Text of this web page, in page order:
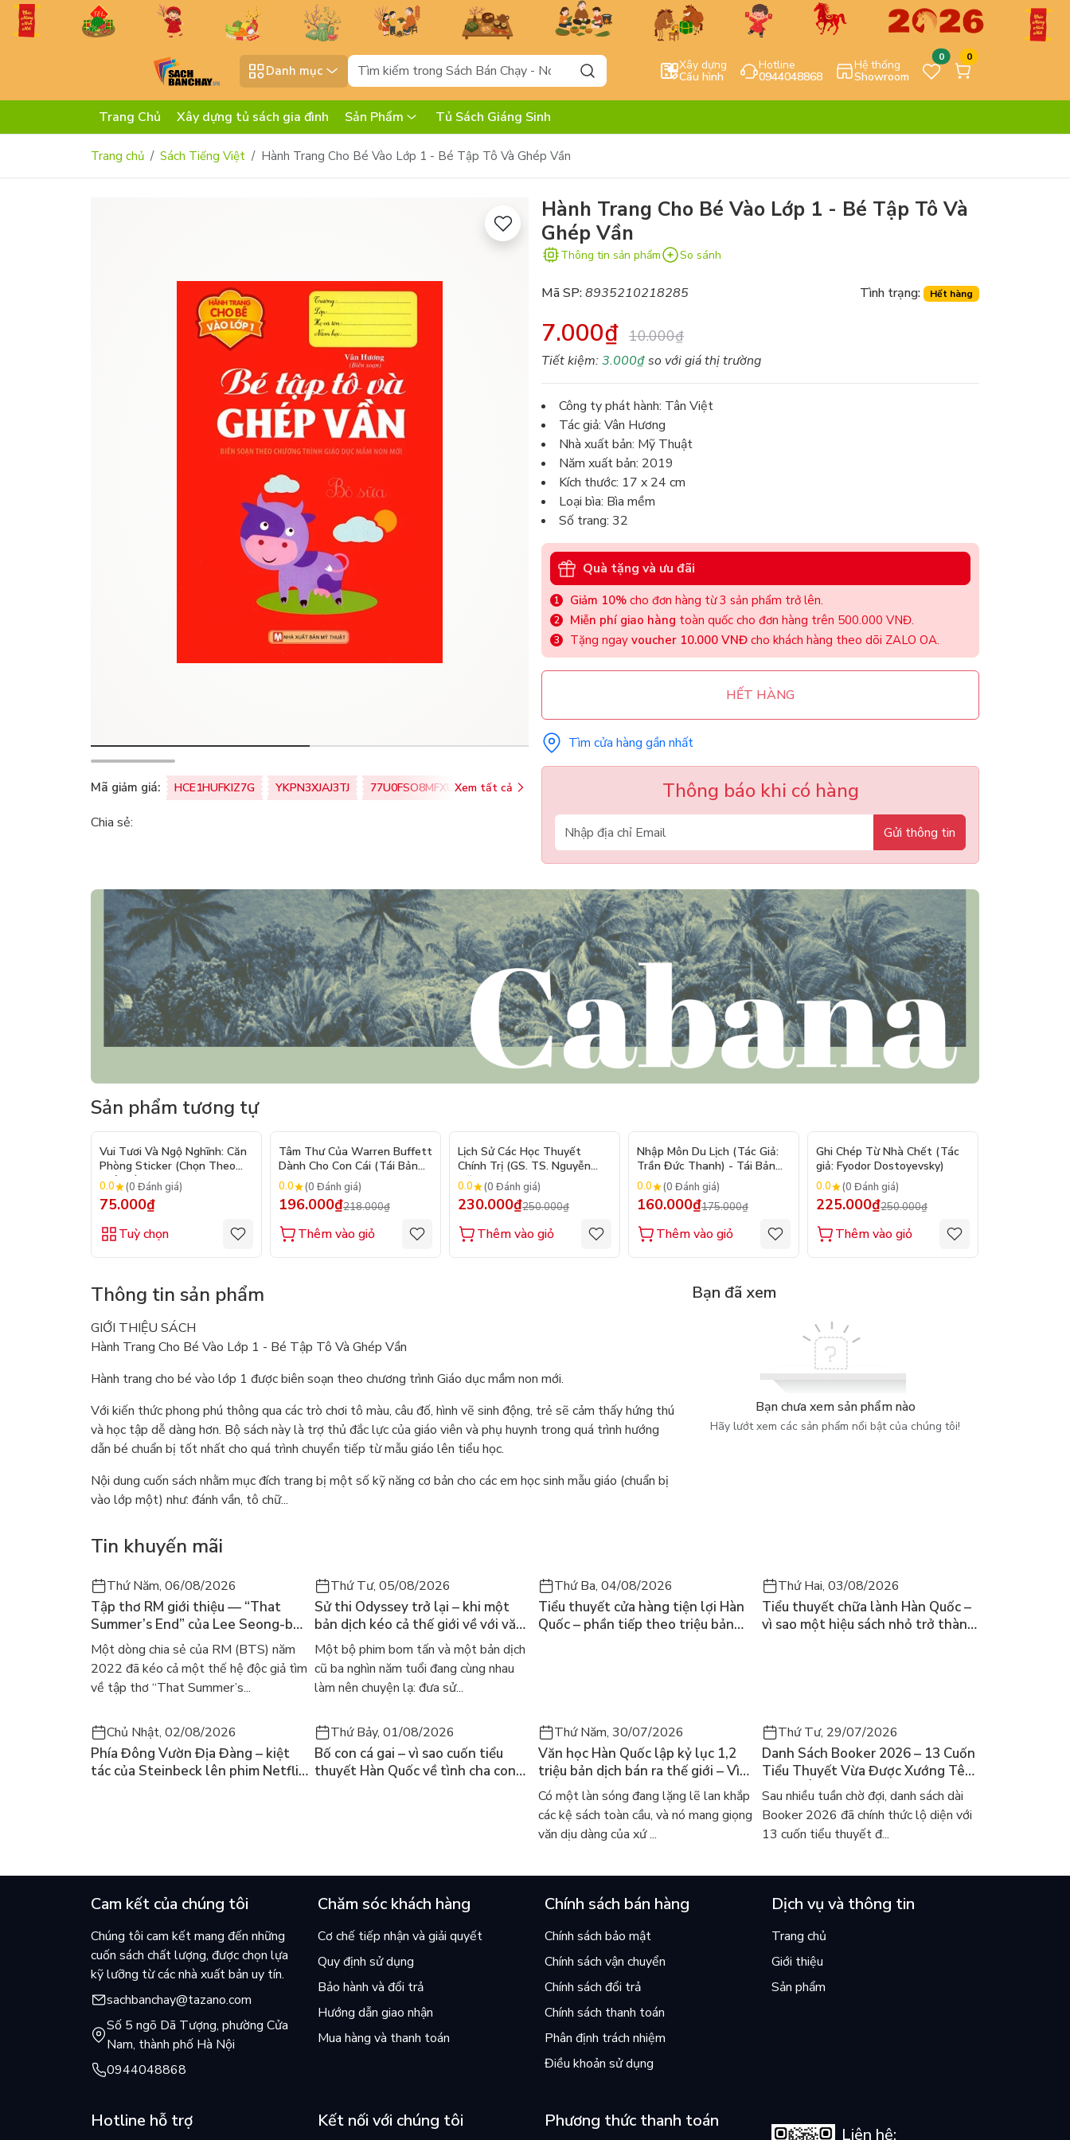
Danh mục Xây dựng
Cấu hình
Hotline
0944048868
Hệ thống
Showroom
0 0
Trang Chủ Xây dựng tủ sách gia đình Sản Phẩm Tủ Sách Giáng Sinh
Trang chủ Sách Tiếng Việt Hành Trang Cho Bé Vào Lớp 1 - Bé Tập Tô Và Ghép Vần
Mã giảm giá: HCE1HUFKIZ7G YKPN3XJAJ3TJ 77U0FSO8MFXU Xem tất cả
Chia sẻ:
Hành Trang Cho Bé Vào Lớp 1 - Bé Tập Tô Và
Ghép Vần
Thông tin sản phẩm So sánh
Mã SP:8935210218285 Tình trạng: Hết hàng
7.000₫ 10.000₫
Tiết kiệm:3.000₫so với giá thị trường
Công ty phát hành: Tân Việt
Tác giả: Vân Hương
Nhà xuất bản: Mỹ Thuật
Năm xuất bản: 2019
Kích thước: 17 x 24 cm
Loại bìa: Bìa mềm
Số trang: 32
Quà tặng và ưu đãi
Giảm 10% cho đơn hàng từ 3 sản phẩm trở lên.
Miễn phí giao hàng toàn quốc cho đơn hàng trên 500.000 VNĐ.
Tặng ngay voucher 10.000 VNĐ cho khách hàng theo dõi ZALO OA.
HẾT HÀNG
Tìm cửa hàng gần nhất
Thông báo khi có hàng
Gửi thông tin
Sản phẩm tương tự
Vui Tươi Và Ngộ Nghĩnh: Căn
Phòng Sticker (Chọn Theo
Chủ Đề) - Hơn 250 Sticker
0.0 (0 Đánh giá)
75.000₫
Tuỳ chọn
- 10%
Tâm Thư Của Warren Buffett
Dành Cho Con Cái (Tái Bản
2026)
0.0 (0 Đánh giá)
196.000₫218.000₫
Thêm vào giỏ
Lịch Sử Các Học Thuyết
Chính Trị (GS. TS. Nguyễn
Đăng Dung)
0.0 (0 Đánh giá)
230.000₫250.000₫
Thêm vào giỏ
- 9%
Nhập Môn Du Lịch (Tác Giả:
Trần Đức Thanh) - Tái Bản
2026
0.0 (0 Đánh giá)
160.000₫175.000₫
Thêm vào giỏ
- 10%
Ghi Chép Từ Nhà Chết (Tác
giả: Fyodor Dostoyevsky)
0.0 (0 Đánh giá)
225.000₫250.000₫
Thêm vào giỏ
Thông tin sản phẩm
GIỚI THIỆU SÁCH
Hành Trang Cho Bé Vào Lớp 1 - Bé Tập Tô Và Ghép Vần
Hành trang cho bé vào lớp 1 được biên soạn theo chương trình Giáo dục mầm non mới.
Với kiến thức phong phú thông qua các trò chơi tô màu, câu đố, hình vẽ sinh động, trẻ sẽ cảm thấy hứng thú
và học tập dễ dàng hơn. Bộ sách này là trợ thủ đắc lực của giáo viên và phụ huynh trong quá trình hướng
dẫn bé chuẩn bị tốt nhất cho quá trình chuyển tiếp từ mẫu giáo lên tiểu học.
Nội dung cuốn sách nhằm mục đích trang bị một số kỹ năng cơ bản cho các em học sinh mẫu giáo (chuẩn bị
vào lớp một) như: đánh vần, tô chữ...
Bạn đã xem
Bạn chưa xem sản phẩm nào
Hãy lướt xem các sản phẩm nổi bật của chúng tôi!
Tin khuyến mãi
Thứ Năm, 06/08/2026
Tập thơ RM giới thiệu — “That
Summer’s End” của Lee Seong-bok
ra mắt bản tiếng Anh sau 4 năm
gây sốt
Một dòng chia sẻ của RM (BTS) năm
2022 đã kéo cả một thế hệ độc giả tìm
về tập thơ “That Summer’s...
Thứ Tư, 05/08/2026
Sử thi Odyssey trở lại – khi một
bản dịch kéo cả thế giới về với văn
học kinh điển
Một bộ phim bom tấn và một bản dịch
cũ ba nghìn năm tuổi đang cùng nhau
làm nên chuyện lạ: đưa sử...
Thứ Ba, 04/08/2026
Tiểu thuyết cửa hàng tiện lợi Hàn
Quốc – phần tiếp theo triệu bản
Thứ Hai, 03/08/2026
Tiểu thuyết chữa lành Hàn Quốc –
vì sao một hiệu sách nhỏ trở thành
Chủ Nhật, 02/08/2026
Phía Đông Vườn Địa Đàng – kiệt
tác của Steinbeck lên phim Netflix
Thứ Bảy, 01/08/2026
Bố con cá gai – vì sao cuốn tiểu
thuyết Hàn Quốc về tình cha con
Thứ Năm, 30/07/2026
Văn học Hàn Quốc lập kỷ lục 1,2
triệu bản dịch bán ra thế giới – Vì
sao cả thế giới đang đọc sách Hàn?
Có một làn sóng đang lặng lẽ lan khắp
các kệ sách toàn cầu, và nó mang giọng
văn dịu dàng của xứ ...
Thứ Tư, 29/07/2026
Danh Sách Booker 2026 – 13 Cuốn
Tiểu Thuyết Vừa Được Xướng Tên
Và Gợi Ý Đọc Cho Người Việt
Sau nhiều tuần chờ đợi, danh sách dài
Booker 2026 đã chính thức lộ diện với
13 cuốn tiểu thuyết đ...
Cam kết của chúng tôi
Chúng tôi cam kết mang đến những
cuốn sách chất lượng, được chọn lựa
kỹ lưỡng từ các nhà xuất bản uy tín.
sachbanchay@tazano.com
Số 5 ngõ Dã Tượng, phường Cửa
Nam, thành phố Hà Nội
0944048868
Chăm sóc khách hàng
Cơ chế tiếp nhận và giải quyết
Quy định sử dụng
Bảo hành và đổi trả
Hướng dẫn giao nhận
Mua hàng và thanh toán
Chính sách bán hàng
Chính sách bảo mật
Chính sách vận chuyển
Chính sách đổi trả
Chính sách thanh toán
Phân định trách nhiệm
Điều khoản sử dụng
Dịch vụ và thông tin
Trang chủ
Giới thiệu
Sản phẩm
Hotline hỗ trợ Kết nối với chúng tôi Phương thức thanh toán
Liên hệ: